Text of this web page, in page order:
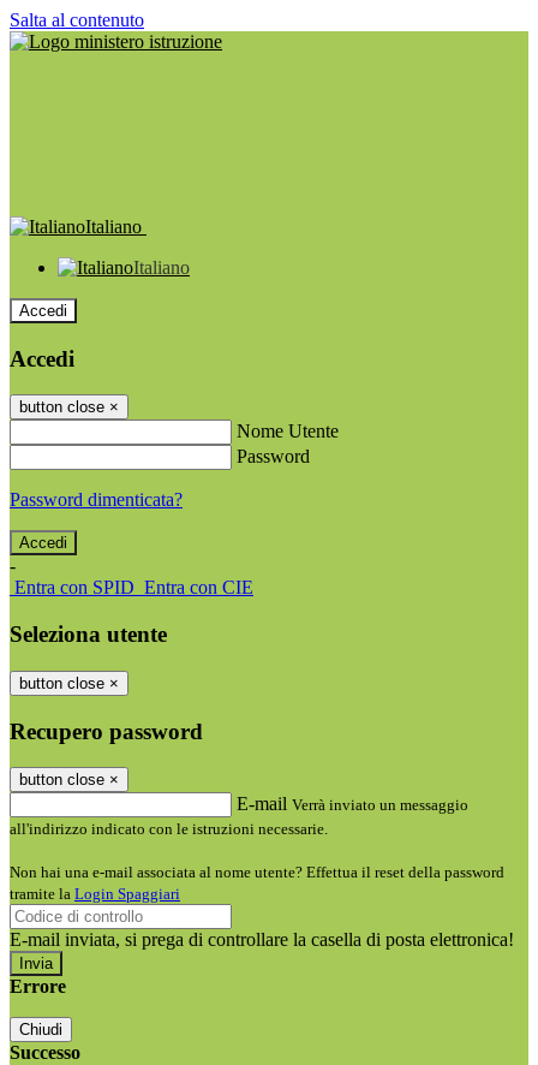
Salta al contenuto
Italiano
Italiano
Accedi
Accedi
button close ×
Nome Utente
Password
Password dimenticata?
-
Entra con SPID Entra con CIE
Seleziona utente
button close ×
Recupero password
button close ×
E-mail Verrà inviato un messaggio
all'indirizzo indicato con le istruzioni necessarie.
Non hai una e-mail associata al nome utente? Effettua il reset della password
tramite la Login Spaggiari
E-mail inviata, si prega di controllare la casella di posta elettronica!
Errore
Chiudi
Successo